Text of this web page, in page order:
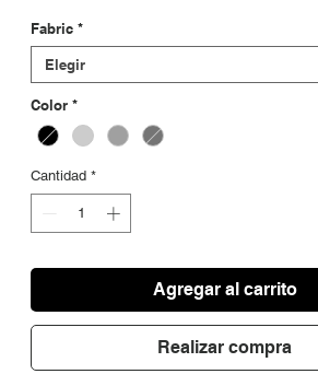
Fabric *
Elegir
Color *
Cantidad *
Agregar al carrito
Realizar compra